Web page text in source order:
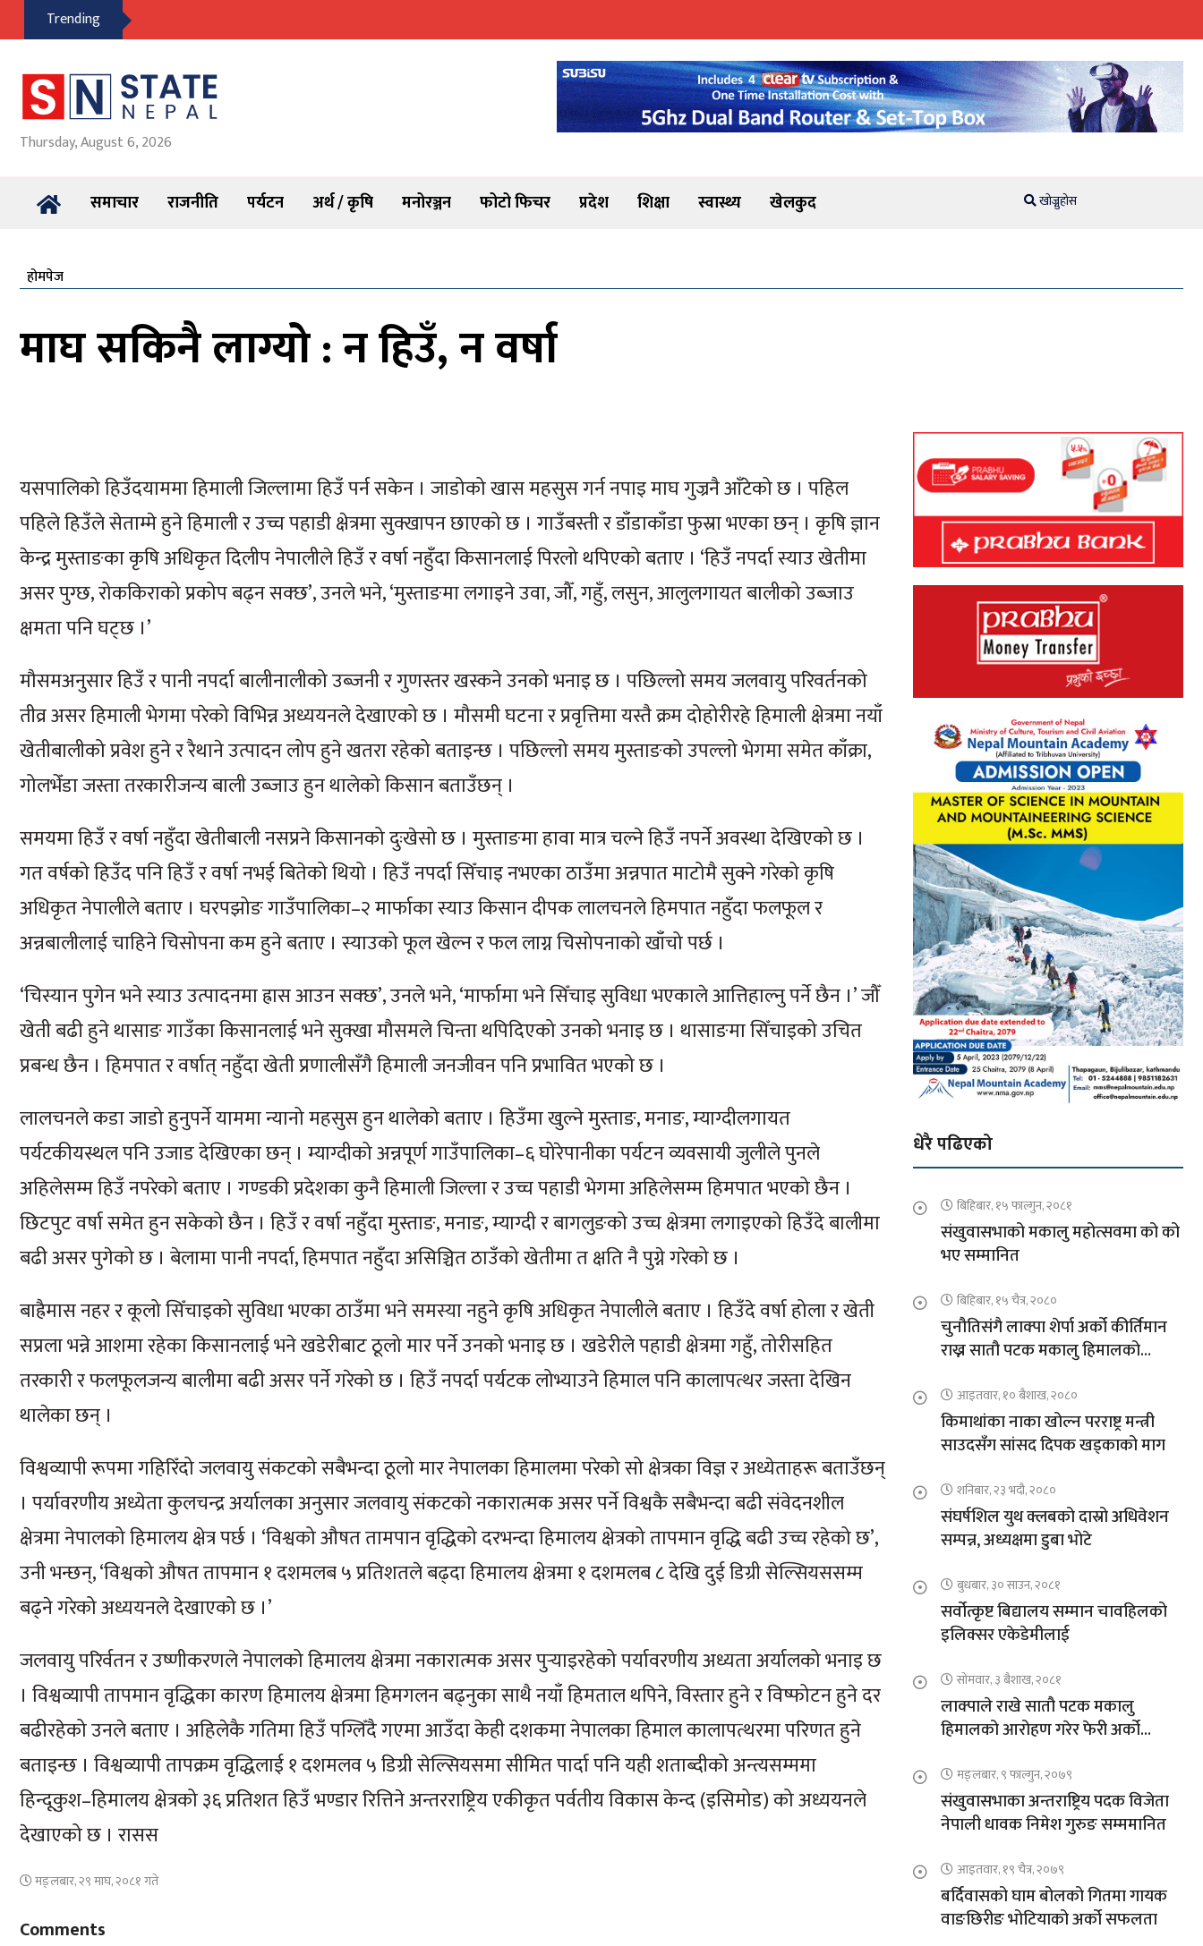
Trending
Thursday, August 6, 2026
समाचार राजनीति पर्यटन अर्थ / कृषि मनोरञ्जन फोटो फिचर प्रदेश शिक्षा स्वास्थ्य खेलकुद खोज्नुहोस
होमपेज
माघ सकिनै लाग्यो : न हिउँ, न वर्षा
यसपालिको हिउँदयाममा हिमाली जिल्लामा हिउँ पर्न सकेन । जाडोको खास महसुस गर्न नपाइ माघ गुज्रनै आँटेको छ । पहिल
पहिले हिउँले सेताम्मे हुने हिमाली र उच्च पहाडी क्षेत्रमा सुक्खापन छाएको छ । गाउँबस्ती र डाँडाकाँडा फुस्रा भएका छन् । कृषि ज्ञान
केन्द्र मुस्ताङका कृषि अधिकृत दिलीप नेपालीले हिउँ र वर्षा नहुँदा किसानलाई पिरलो थपिएको बताए । ‘हिउँ नपर्दा स्याउ खेतीमा
असर पुग्छ, रोककिराको प्रकोप बढ्न सक्छ’, उनले भने, ‘मुस्ताङमा लगाइने उवा, जौँ, गहुँ, लसुन, आलुलगायत बालीको उब्जाउ
क्षमता पनि घट्छ ।’
मौसमअनुसार हिउँ र पानी नपर्दा बालीनालीको उब्जनी र गुणस्तर खस्कने उनको भनाइ छ । पछिल्लो समय जलवायु परिवर्तनको
तीव्र असर हिमाली भेगमा परेको विभिन्न अध्ययनले देखाएको छ । मौसमी घटना र प्रवृत्तिमा यस्तै क्रम दोहोरीरहे हिमाली क्षेत्रमा नयाँ
खेतीबालीको प्रवेश हुने र रैथाने उत्पादन लोप हुने खतरा रहेको बताइन्छ । पछिल्लो समय मुस्ताङको उपल्लो भेगमा समेत काँक्रा,
गोलभेँडा जस्ता तरकारीजन्य बाली उब्जाउ हुन थालेको किसान बताउँछन् ।
समयमा हिउँ र वर्षा नहुँदा खेतीबाली नसप्रने किसानको दुःखेसो छ । मुस्ताङमा हावा मात्र चल्ने हिउँ नपर्ने अवस्था देखिएको छ ।
गत वर्षको हिउँद पनि हिउँ र वर्षा नभई बितेको थियो । हिउँ नपर्दा सिँचाइ नभएका ठाउँमा अन्नपात माटोमै सुक्ने गरेको कृषि
अधिकृत नेपालीले बताए । घरपझोङ गाउँपालिका–२ मार्फाका स्याउ किसान दीपक लालचनले हिमपात नहुँदा फलफूल र
अन्नबालीलाई चाहिने चिसोपना कम हुने बताए । स्याउको फूल खेल्न र फल लाग्न चिसोपनाको खाँचो पर्छ ।
‘चिस्यान पुगेन भने स्याउ उत्पादनमा ह्रास आउन सक्छ’, उनले भने, ‘मार्फामा भने सिँचाइ सुविधा भएकाले आत्तिहाल्नु पर्ने छैन ।’ जौँ
खेती बढी हुने थासाङ गाउँका किसानलाई भने सुक्खा मौसमले चिन्ता थपिदिएको उनको भनाइ छ । थासाङमा सिँचाइको उचित
प्रबन्ध छैन । हिमपात र वर्षात् नहुँदा खेती प्रणालीसँगै हिमाली जनजीवन पनि प्रभावित भएको छ ।
लालचनले कडा जाडो हुनुपर्ने याममा न्यानो महसुस हुन थालेको बताए । हिउँमा खुल्ने मुस्ताङ, मनाङ, म्याग्दीलगायत
पर्यटकीयस्थल पनि उजाड देखिएका छन् । म्याग्दीको अन्नपूर्ण गाउँपालिका–६ घोरेपानीका पर्यटन व्यवसायी जुलीले पुनले
अहिलेसम्म हिउँ नपरेको बताए । गण्डकी प्रदेशका कुनै हिमाली जिल्ला र उच्च पहाडी भेगमा अहिलेसम्म हिमपात भएको छैन ।
छिटपुट वर्षा समेत हुन सकेको छैन । हिउँ र वर्षा नहुँदा मुस्ताङ, मनाङ, म्याग्दी र बागलुङको उच्च क्षेत्रमा लगाइएको हिउँदे बालीमा
बढी असर पुगेको छ । बेलामा पानी नपर्दा, हिमपात नहुँदा असिञ्चित ठाउँको खेतीमा त क्षति नै पुग्ने गरेको छ ।
बाह्रैमास नहर र कूलो सिँचाइको सुविधा भएका ठाउँमा भने समस्या नहुने कृषि अधिकृत नेपालीले बताए । हिउँदे वर्षा होला र खेती
सप्रला भन्ने आशमा रहेका किसानलाई भने खडेरीबाट ठूलो मार पर्ने उनको भनाइ छ । खडेरीले पहाडी क्षेत्रमा गहुँ, तोरीसहित
तरकारी र फलफूलजन्य बालीमा बढी असर पर्ने गरेको छ । हिउँ नपर्दा पर्यटक लोभ्याउने हिमाल पनि कालापत्थर जस्ता देखिन
थालेका छन् ।
विश्वव्यापी रूपमा गहिरिँदो जलवायु संकटको सबैभन्दा ठूलो मार नेपालका हिमालमा परेको सो क्षेत्रका विज्ञ र अध्येताहरू बताउँछन्
। पर्यावरणीय अध्येता कुलचन्द्र अर्यालका अनुसार जलवायु संकटको नकारात्मक असर पर्ने विश्वकै सबैभन्दा बढी संवेदनशील
क्षेत्रमा नेपालको हिमालय क्षेत्र पर्छ । ‘विश्वको औषत तामपान वृद्धिको दरभन्दा हिमालय क्षेत्रको तापमान वृद्धि बढी उच्च रहेको छ’,
उनी भन्छन्, ‘विश्वको औषत तापमान १ दशमलब ५ प्रतिशतले बढ्दा हिमालय क्षेत्रमा १ दशमलब ८ देखि दुई डिग्री सेल्सियससम्म
बढ्ने गरेको अध्ययनले देखाएको छ ।’
जलवायु परिर्वतन र उष्णीकरणले नेपालको हिमालय क्षेत्रमा नकारात्मक असर पुर्‍याइरहेको पर्यावरणीय अध्यता अर्यालको भनाइ छ
। विश्वव्यापी तापमान वृद्धिका कारण हिमालय क्षेत्रमा हिमगलन बढ्नुका साथै नयाँ हिमताल थपिने, विस्तार हुने र विष्फोटन हुने दर
बढीरहेको उनले बताए । अहिलेकै गतिमा हिउँ पग्लिँदै गएमा आउँदा केही दशकमा नेपालका हिमाल कालापत्थरमा परिणत हुने
बताइन्छ । विश्वव्यापी तापक्रम वृद्धिलाई १ दशमलव ५ डिग्री सेल्सियसमा सीमित पार्दा पनि यही शताब्दीको अन्त्यसम्ममा
हिन्दूकुश–हिमालय क्षेत्रको ३६ प्रतिशत हिउँ भण्डार रित्तिने अन्तरराष्ट्रिय एकीकृत पर्वतीय विकास केन्द (इसिमोड) को अध्ययनले
देखाएको छ । रासस
मङ्लबार, २९ माघ, २०८१ गते
Comments
धेरै पढिएको
बिहिबार, १५ फाल्गुन, २०८१
संखुवासभाको मकालु महोत्सवमा को को
भए सम्मानित
बिहिबार, १५ चैत्र, २०८०
चुनौतिसंगै लाक्पा शेर्पा अर्को कीर्तिमान
राख्न सातौ पटक मकालु हिमालको
आइतवार, १० बैशाख, २०८०
किमाथांका नाका खोल्न परराष्ट्र मन्त्री
साउदसँग सांसद दिपक खड्काको माग
शनिबार, २३ भदौ, २०८०
संघर्षशिल युथ क्लबको दास्रो अधिवेशन
सम्पन्न, अध्यक्षमा डुबा भोटे
बुधबार, ३० साउन, २०८१
सर्वोत्कृष्ट बिद्यालय सम्मान चावहिलको
इलिक्सर एकेडेमीलाई
सोमवार, ३ बैशाख, २०८१
लाक्पाले राखे सातौ पटक मकालु
हिमालको आरोहण गरेर फेरी अर्को
मङ्लबार, ९ फाल्गुन, २०७९
संखुवासभाका अन्तराष्ट्रिय पदक विजेता
नेपाली धावक निमेश गुरुङ सम्ममानित
आइतवार, १९ चैत्र, २०७९
बर्दिवासको घाम बोलको गितमा गायक
वाङछिरीङ भोटियाको अर्को सफलता